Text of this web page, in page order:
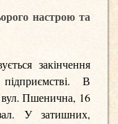
настрою та
закінчення
В
Пшенична, 16
У затишних,